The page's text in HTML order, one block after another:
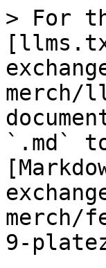
> For
merch/
`.md`
merch/
9-